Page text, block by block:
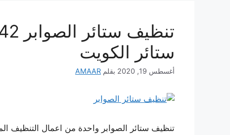
ستائر الكويت
أغسطس 19, 2020 بقلم AMAAR
تنظيف ستائر الصوابر واحدة من اعمال التنظيف